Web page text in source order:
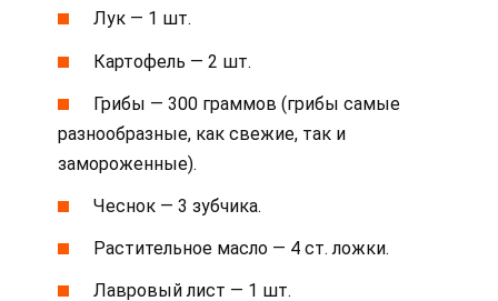
Лук — 1 шт.
Картофель — 2 шт.
Грибы — 300 граммов (грибы самые
разнообразные, как свежие, так и
замороженные).
Чеснок — 3 зубчика.
Растительное масло — 4 ст. ложки.
Лавровый лист — 1 шт.